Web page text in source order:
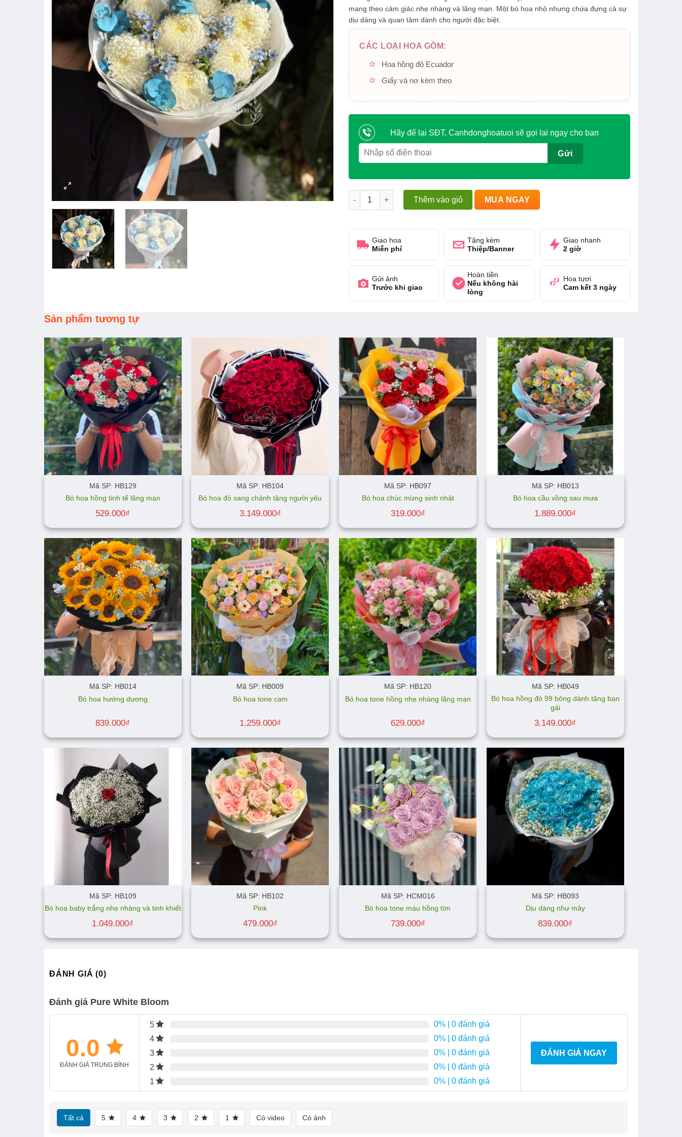
mang theo cảm giác nhẹ nhàng và lãng mạn. Một bó hoa nhỏ nhưng chứa đựng cả sự
dịu dàng và quan tâm dành cho người đặc biệt.
CÁC LOẠI HOA GỒM:
Hoa hồng đỏ Ecuador
Giấy và nơ kèm theo
Hãy để lại SĐT, Canhdonghoatuoi sẽ gọi lại ngay cho bạn
Pure White Bloom số lượng
Thêm vào giỏ MUA NGAY
Giao hoa
Miễn phí
Tặng kèm
Thiệp/Banner
Giao nhanh
2 giờ
Gửi ảnh
Trước khi giao
Hoàn tiền
Nếu không hài
lòng
Hoa tươi
Cam kết 3 ngày
Sản phẩm tương tự
Mã SP: HB129
Bó hoa hồng tinh tế lãng mạn
529.000₫
Mã SP: HB104
Bó hoa đỏ sang chảnh tặng người yêu
3.149.000₫
Mã SP: HB097
Bó hoa chúc mừng sinh nhật
319.000₫
Mã SP: HB013
Bó hoa cầu vồng sau mưa
1.889.000₫
Mã SP: HB014
Bó hoa hướng dương
839.000₫
Mã SP: HB009
Bó hoa tone cam
1.259.000₫
Mã SP: HB120
Bó hoa tone hồng nhẹ nhàng lãng mạn
629.000₫
Mã SP: HB049
Bó hoa hồng đỏ 99 bông dành tặng bạn
gái
3.149.000₫
Mã SP: HB109
Bó hoa baby trắng nhẹ nhàng và tinh khiết
1.049.000₫
Mã SP: HB102
Pink
479.000₫
Mã SP: HCM016
Bó hoa tone màu hồng tím
739.000₫
Mã SP: HB093
Dịu dàng như mây
839.000₫
ĐÁNH GIÁ (0)
Đánh giá Pure White Bloom
0.0
ĐÁNH GIÁ TRUNG BÌNH
5 0% | 0 đánh giá
4
0% | 0 đánh giá
3
0% | 0 đánh giá
2
0% | 0 đánh giá
1
0% | 0 đánh giá
ĐÁNH GIÁ NGAY
Tất cả 5 4 3 2 1 Có video Có ảnh